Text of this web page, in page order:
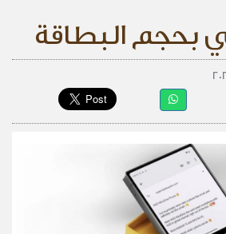
بحجم البطاقة